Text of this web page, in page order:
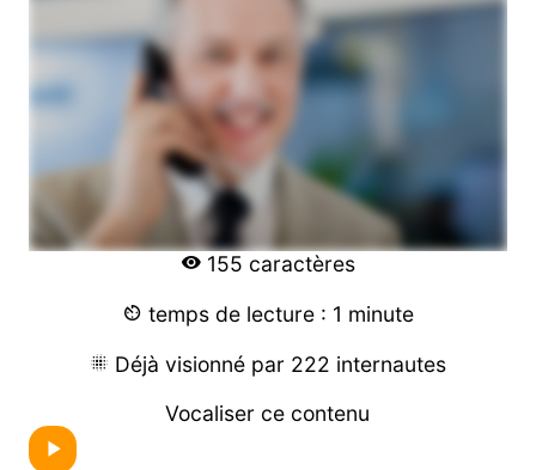
155 caractères
temps de lecture : 1 minute
Déjà visionné par 222 internautes
Vocaliser ce contenu